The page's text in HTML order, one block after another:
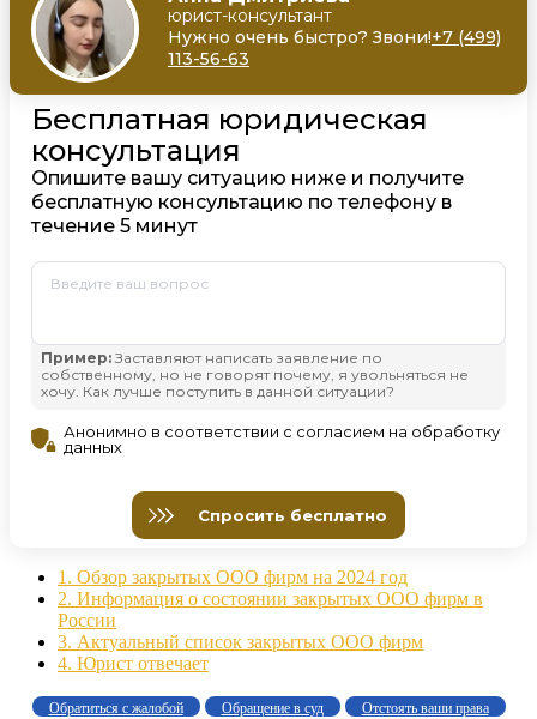
1. Обзор закрытых ООО фирм на 2024 год
2. Информация о состоянии закрытых ООО фирм в
России
3. Актуальный список закрытых ООО фирм
4. Юрист отвечает
Обратиться с жалобой Обращение в суд
Отстоять ваши права